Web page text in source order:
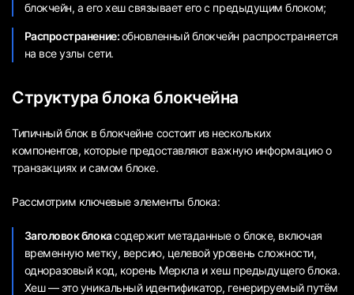
блокчейн, а его хеш связывает его с предыдущим блоком;
Распространение:обновленный блокчейн распространяется
на все узлы сети.
Структура блока блокчейна
Типичный блок в блокчейне состоит из нескольких
компонентов, которые предоставляют важную информацию о
транзакциях и самом блоке.
Рассмотрим ключевые элементы блока:
Заголовок блокасодержит метаданные о блоке, включая
временную метку, версию, целевой уровень сложности,
одноразовый код, корень Меркла и хеш предыдущего блока.
Хеш — это уникальный идентификатор, генерируемый путём